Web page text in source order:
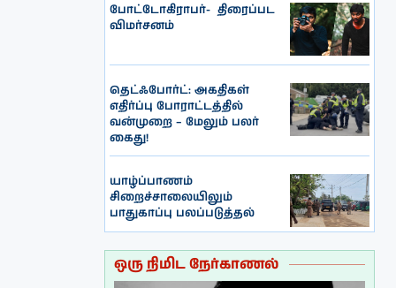
போட்டோகிராபர்- ‌ திரைப்பட
விமர்சனம்
தெட்ஃபோர்ட்: அகதிகள்
எதிர்ப்பு போராட்டத்தில்
வன்முறை – மேலும் பலர்
கைது!
யாழ்ப்பாணம்
சிறைச்சாலையிலும்
பாதுகாப்பு பலப்படுத்தல்
ஒரு நிமிட நேர்காணல்